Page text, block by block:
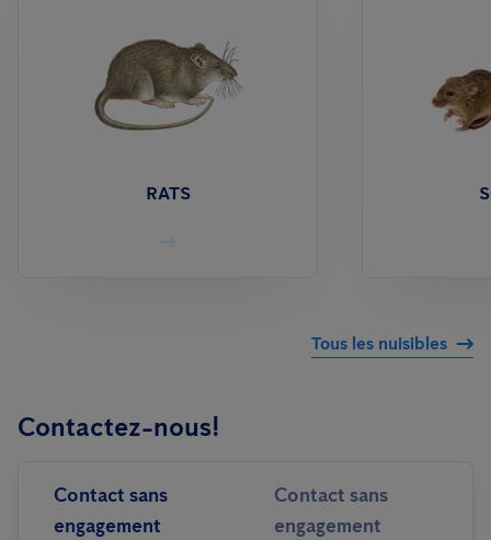
RATS
Tous les nuisibles
Contactez-nous!
Contact sans
engagement
Contact sans
engagement